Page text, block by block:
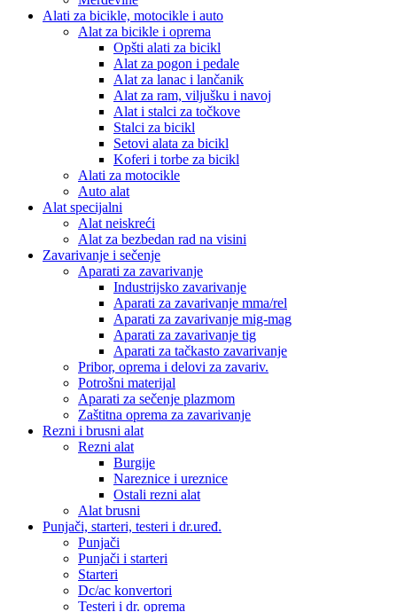
Alati za bicikle, motocikle i auto
Alat za bicikle i oprema
Opšti alati za bicikl
Alat za pogon i pedale
Alat za lanac i lančanik
Alat za ram, viljušku i navoj
Alat i stalci za točkove
Stalci za bicikl
Setovi alata za bicikl
Koferi i torbe za bicikl
Alati za motocikle
Auto alat
Alat specijalni
Alat neiskreći
Alat za bezbedan rad na visini
Zavarivanje i sečenje
Aparati za zavarivanje
Industrijsko zavarivanje
Aparati za zavarivanje mma/rel
Aparati za zavarivanje mig-mag
Aparati za zavarivanje tig
Aparati za tačkasto zavarivanje
Pribor, oprema i delovi za zavariv.
Potrošni materijal
Aparati za sečenje plazmom
Zaštitna oprema za zavarivanje
Rezni i brusni alat
Rezni alat
Burgije
Nareznice i ureznice
Ostali rezni alat
Alat brusni
Punjači, starteri, testeri i dr.uređ.
Punjači
Punjači i starteri
Starteri
Dc/ac konvertori
Testeri i dr. oprema